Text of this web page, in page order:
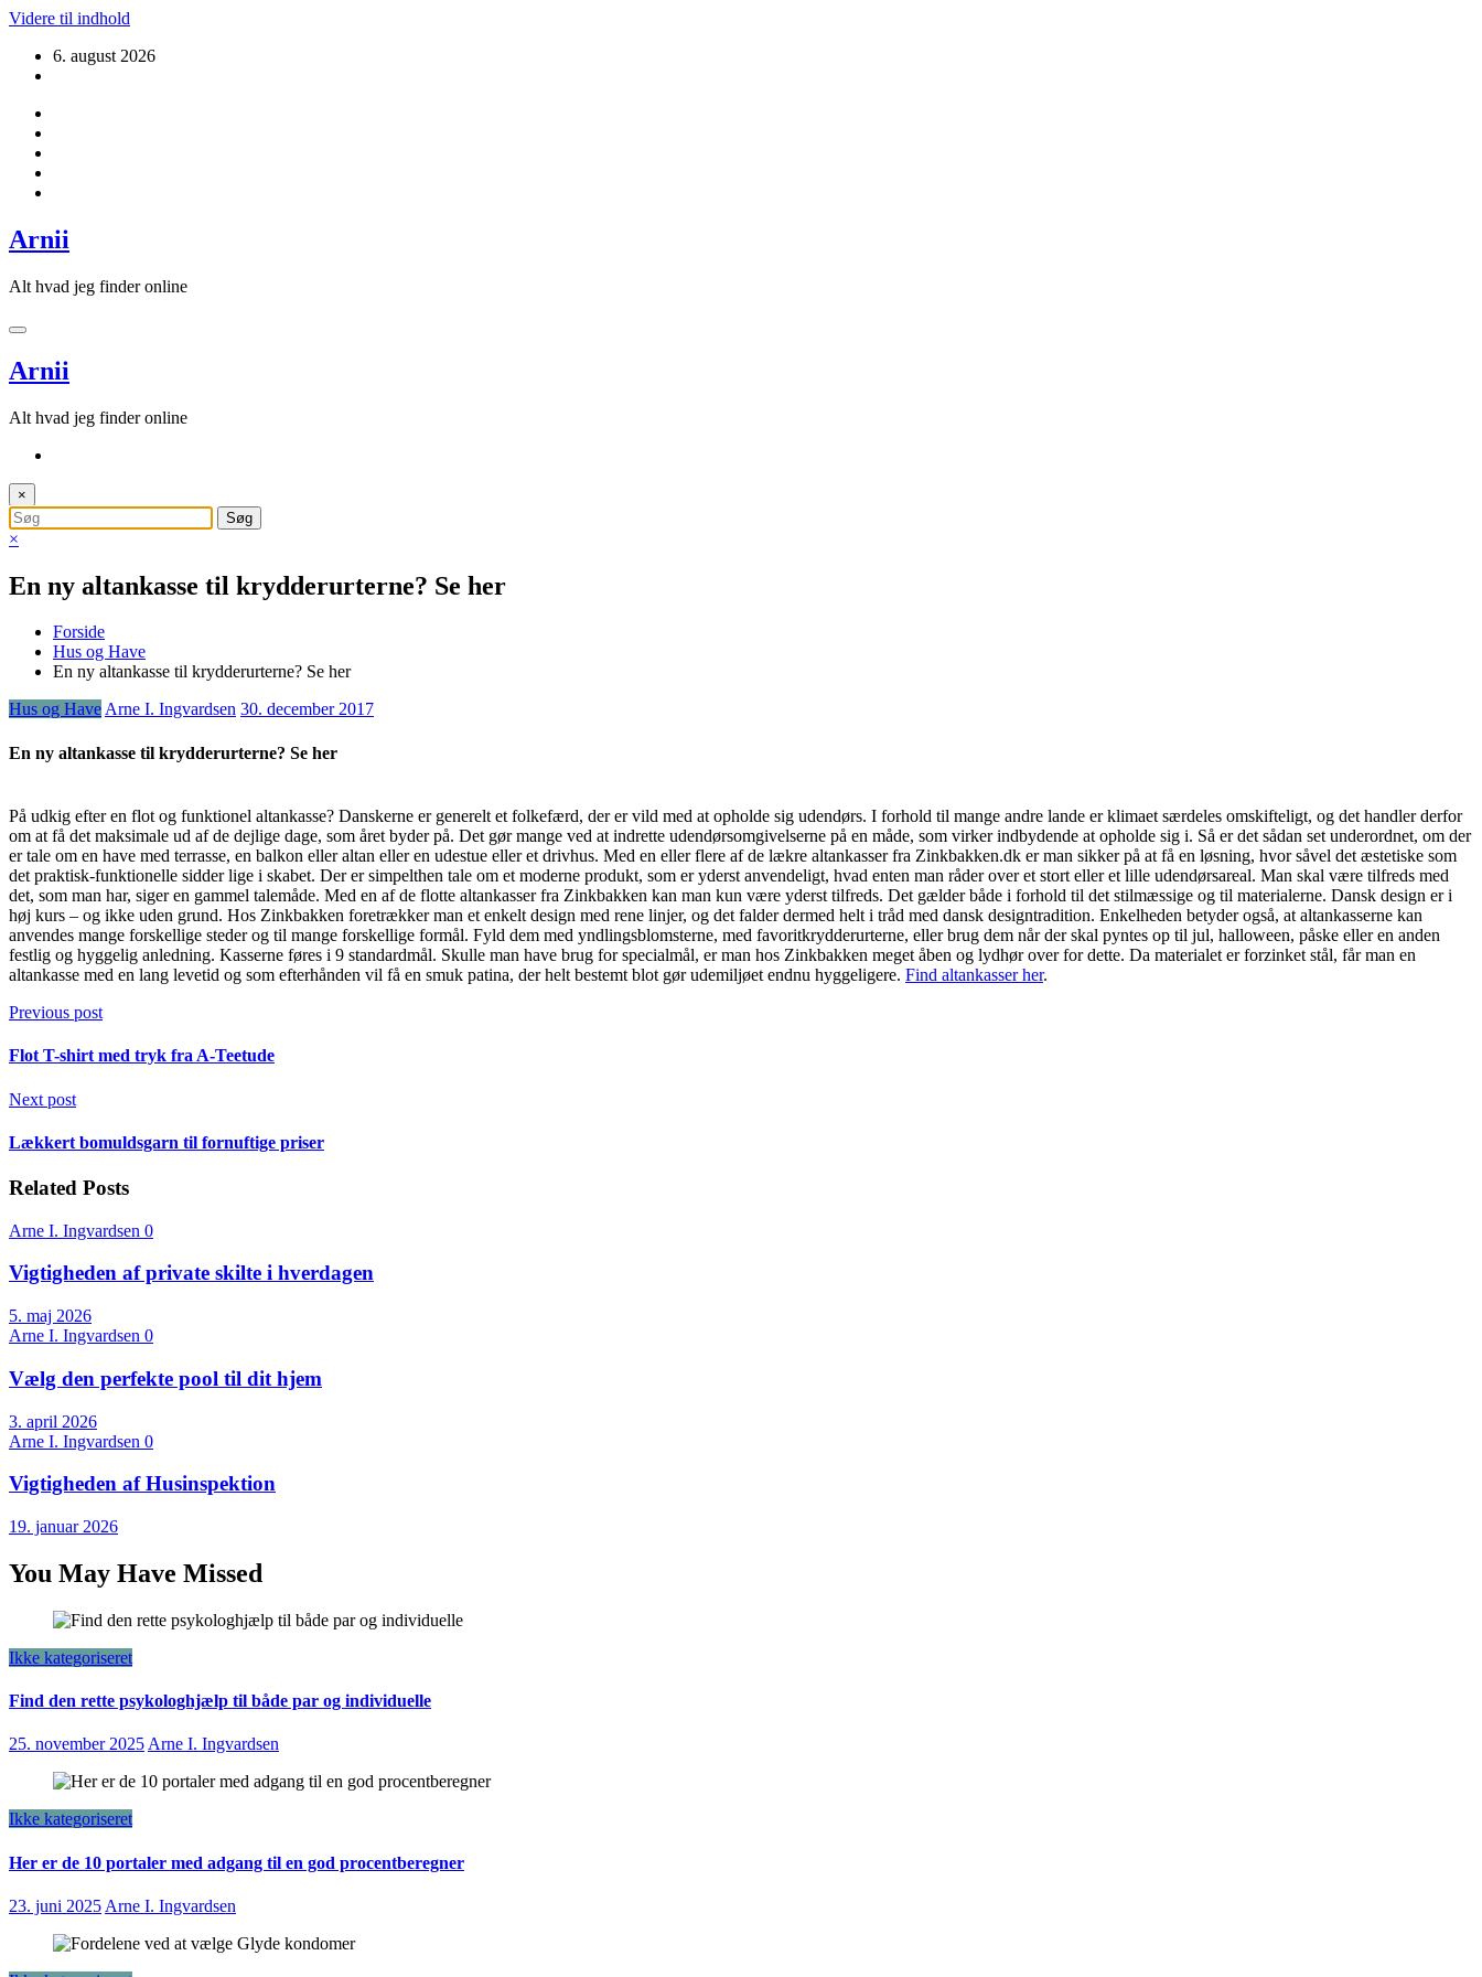
Videre til indhold
6. august 2026
Arnii
Alt hvad jeg finder online
Arnii
Alt hvad jeg finder online
×
×
En ny altankasse til krydderurterne? Se her
Forside
Hus og Have
En ny altankasse til krydderurterne? Se her
Hus og HaveArne I. Ingvardsen 30. december 2017
En ny altankasse til krydderurterne? Se her
På udkig efter en flot og funktionel altankasse? Danskerne er generelt et folkefærd, der er vild med at opholde sig udendørs. I forhold til mange andre lande er klimaet særdeles omskifteligt, og det handler derfor
om at få det maksimale ud af de dejlige dage, som året byder på. Det gør mange ved at indrette udendørsomgivelserne på en måde, som virker indbydende at opholde sig i. Så er det sådan set underordnet, om der
er tale om en have med terrasse, en balkon eller altan eller en udestue eller et drivhus. Med en eller flere af de lækre altankasser fra Zinkbakken.dk er man sikker på at få en løsning, hvor såvel det æstetiske som
det praktisk-funktionelle sidder lige i skabet. Der er simpelthen tale om et moderne produkt, som er yderst anvendeligt, hvad enten man råder over et stort eller et lille udendørsareal. Man skal være tilfreds med
det, som man har, siger en gammel talemåde. Med en af de flotte altankasser fra Zinkbakken kan man kun være yderst tilfreds. Det gælder både i forhold til det stilmæssige og til materialerne. Dansk design er i
høj kurs – og ikke uden grund. Hos Zinkbakken foretrækker man et enkelt design med rene linjer, og det falder dermed helt i tråd med dansk designtradition. Enkelheden betyder også, at altankasserne kan
anvendes mange forskellige steder og til mange forskellige formål. Fyld dem med yndlingsblomsterne, med favoritkrydderurterne, eller brug dem når der skal pyntes op til jul, halloween, påske eller en anden
festlig og hyggelig anledning. Kasserne føres i 9 standardmål. Skulle man have brug for specialmål, er man hos Zinkbakken meget åben og lydhør over for dette. Da materialet er forzinket stål, får man en
altankasse med en lang levetid og som efterhånden vil få en smuk patina, der helt bestemt blot gør udemiljøet endnu hyggeligere. Find altankasser her.
Previous post
Flot T-shirt med tryk fra A-Teetude
Next post
Lækkert bomuldsgarn til fornuftige priser
Related Posts
Arne I. Ingvardsen 0
Vigtigheden af private skilte i hverdagen
5. maj 2026
Arne I. Ingvardsen 0
Vælg den perfekte pool til dit hjem
3. april 2026
Arne I. Ingvardsen 0
Vigtigheden af Husinspektion
19. januar 2026
You May Have Missed
Ikke kategoriseret
Find den rette psykologhjælp til både par og individuelle
25. november 2025Arne I. Ingvardsen
Ikke kategoriseret
Her er de 10 portaler med adgang til en god procentberegner
23. juni 2025 Arne I. Ingvardsen